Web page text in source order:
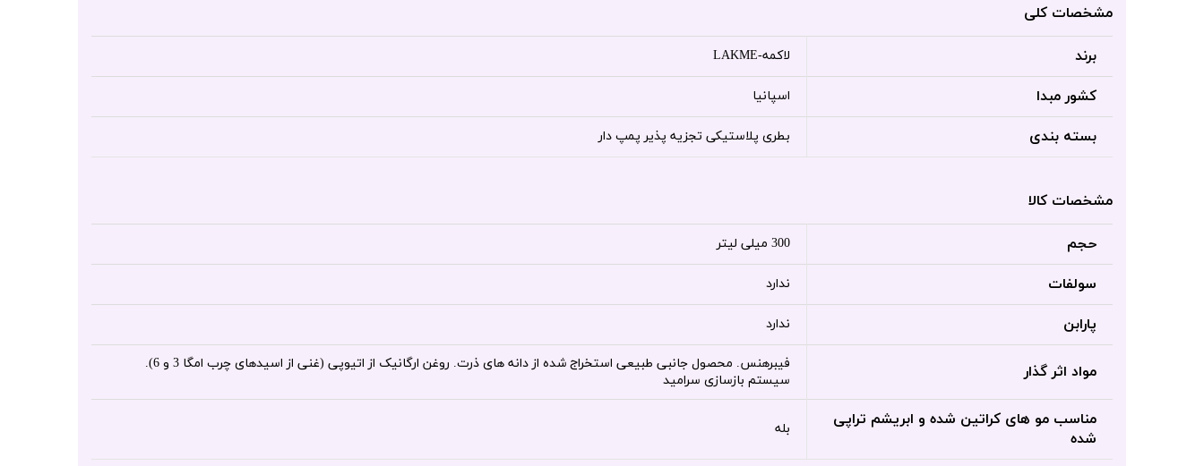
مشخصات کلی
برند لاکمه-LAKME
کشور مبدا اسپانیا
بسته بندی بطری پلاستیکی تجزیه پذیر پمپ دار
مشخصات کالا
حجم 300 میلی لیتر
سولفات ندارد
پارابن ندارد
مواد اثر گذار
فیبرهنس. محصول جانبی طبیعی استخراج شده از دانه های ذرت. روغن ارگانیک از اتیوپی (غنی از اسیدهای چرب امگا 3 و 6).
سیستم بازسازی سرامید
مناسب مو های کراتین شده و ابریشم تراپی
شده
بله